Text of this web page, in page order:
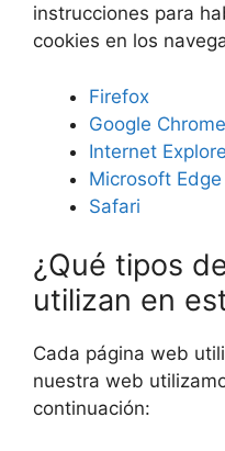
instrucciones para
cookies en los
Firefox
Google Chrome
Internet
Microsoft Edge
Safari
¿Qué tipos
utilizan en
Cada página web
nuestra web
continuación: